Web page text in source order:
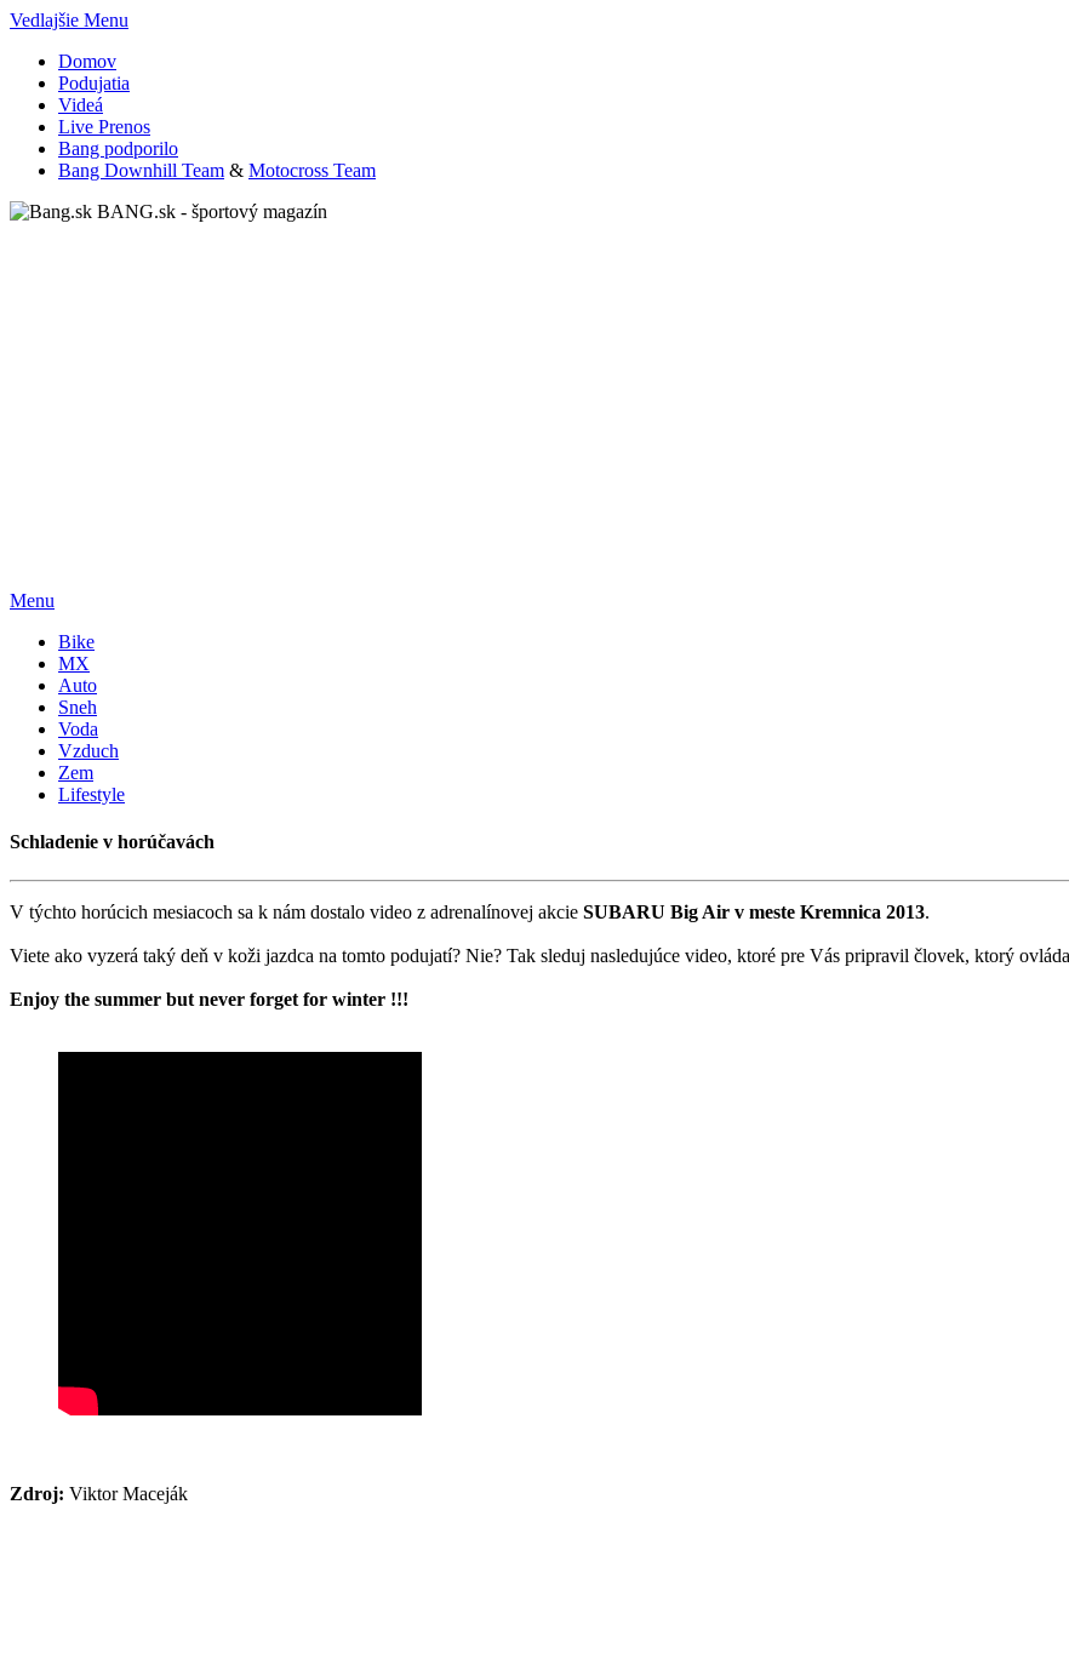
Vedlajšie Menu
Domov
Podujatia
Videá
Live Prenos
Bang podporilo
Bang Downhill Team & Motocross Team
BANG.sk - športový magazín
Menu
Bike
MX
Auto
Sneh
Voda
Vzduch
Zem
Lifestyle
Schladenie v horúčavách
V týchto horúcich mesiacoch sa k nám dostalo video z adrenalínovej akcie SUBARU Big Air v meste Kremnica 2013.
Viete ako vyzerá taký deň v koži jazdca na tomto podujatí? Nie? Tak sleduj nasledujúce video, ktoré pre Vás pripravil človek, ktorý
Enjoy the summer but never forget for winter !!!
Zdroj: Viktor Maceják